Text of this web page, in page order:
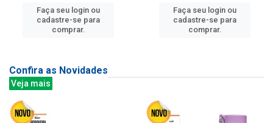
Faça seu login ou
cadastre-se para
comprar.
Faça seu login ou
cadastre-se para
comprar.
Confira as Novidades
Veja mais